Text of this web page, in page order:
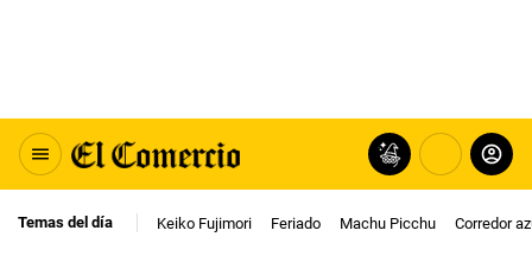
Temas del día Keiko Fujimori Feriado Machu Picchu Corredor